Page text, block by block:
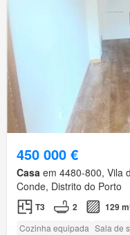
450 000 €
Casa em 4480-800, Vila
Conde, Distrito do Porto
T3 2 129
Cozinha equipada Sala de